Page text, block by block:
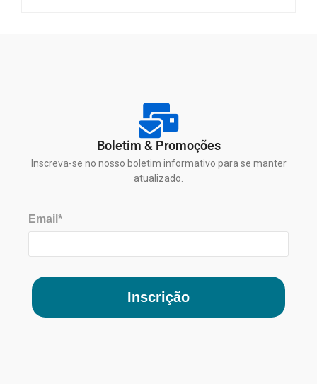
Boletim & Promoções
Inscreva-se no nosso boletim informativo para se manter
atualizado.
Email*
Inscrição